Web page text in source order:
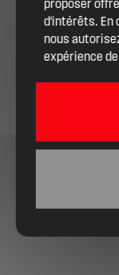
proposer
d'intérêts. En
nous
expérience